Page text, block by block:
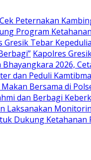
Peternakan
Program
Gresik Tebar
Kapolres
2026,
dan Peduli
Bersama di
dan Berbagi
Laksanakan
Dukung Ketahanan